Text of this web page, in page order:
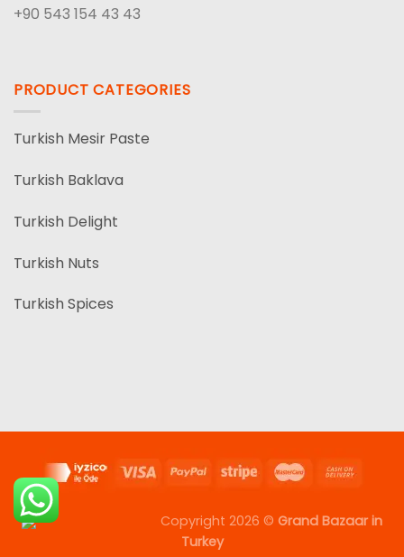
+90 543 154 43 43
PRODUCT CATEGORIES
Turkish Mesir Paste
Turkish Baklava
Turkish Delight
Turkish Nuts
Turkish Spices
Copyright 2026 © Grand Bazaar in
Turkey